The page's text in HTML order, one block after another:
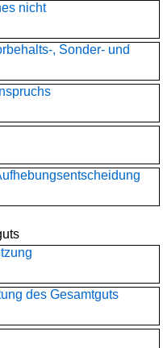
nicht
, Sonder- und
des Gesamtguts